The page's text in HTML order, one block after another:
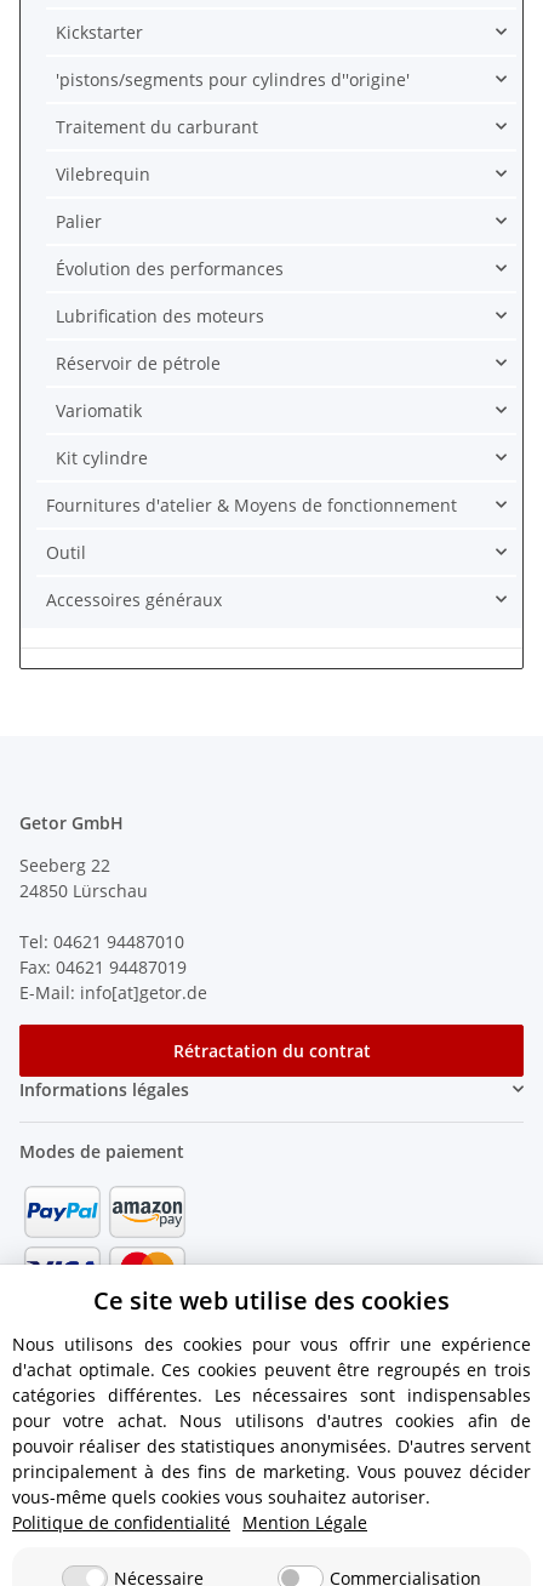
Kickstarter
'pistons/segments pour cylindres d''origine'
Traitement du carburant
Vilebrequin
Palier
Évolution des performances
Lubrification des moteurs
Réservoir de pétrole
Variomatik
Kit cylindre
Fournitures d'atelier & Moyens de fonctionnement
Outil
Accessoires généraux
Getor GmbH
Seeberg 22
24850 Lürschau
Tel: 04621 94487010
Fax: 04621 94487019
E-Mail: info[at]getor.de
Rétractation du contrat
Informations légales
Modes de paiement
Informations dexpédition
Ce site web utilise des cookies
Nous utilisons des cookies pour vous offrir une expérience
d'achat optimale. Ces cookies peuvent être regroupés en trois
catégories différentes. Les nécessaires sont indispensables
pour votre achat. Nous utilisons d'autres cookies afin de
pouvoir réaliser des statistiques anonymisées. D'autres servent
principalement à des fins de marketing. Vous pouvez décider
vous-même quels cookies vous souhaitez autoriser.
Politique de confidentialité Mention Légale
Nécessaire Commercialisation